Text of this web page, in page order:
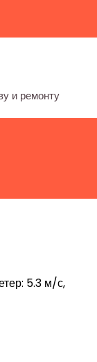
и ремонту
5.3 м/с,